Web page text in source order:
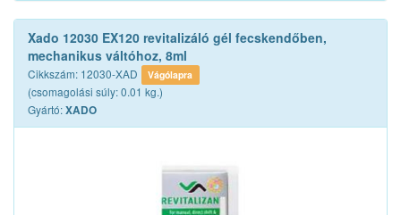
Xado 12030 EX120 revitalizáló gél fecskendőben,
mechanikus váltóhoz, 8ml
Cikkszám: 12030-XAD Vágólapra
(csomagolási súly: 0.01 kg.)
Gyártó:XADO